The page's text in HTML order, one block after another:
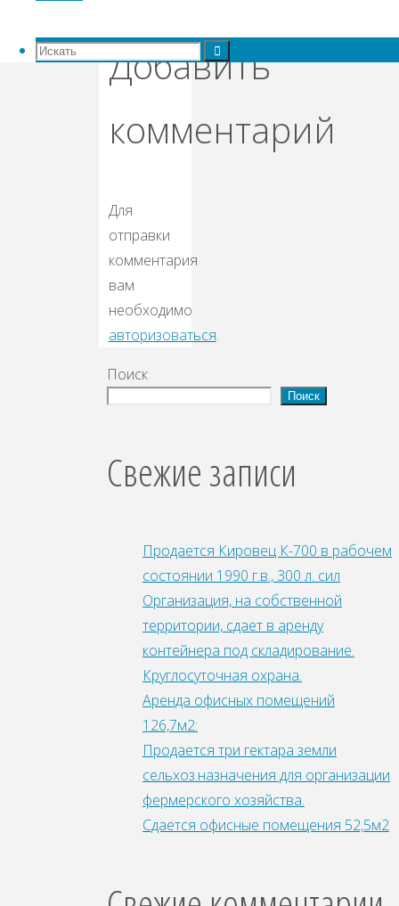
Искать: Искать
Добавить
комментарий
Для
отправки
комментария
вам
необходимо
авторизоваться.
Поиск
Поиск
Свежие записи
Продается Кировец К-700 в рабочем
состоянии 1990 г.в., 300 л. сил
Организация, на собственной
территории, сдает в аренду
контейнера под складирование.
Круглосуточная охрана.
Аренда офисных помещений
126,7м2:
Продается три гектара земли
сельхоз.назначения для организации
фepмepcкoгo xoзяйства.
Сдается офисные помещения 52,5м2